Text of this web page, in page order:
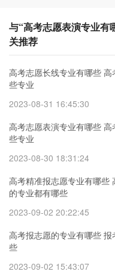
与“高考志愿表演专业有
关推荐
高考志愿长线专业有哪些
些专业
2023-08-31 16:45:30
高考志愿表演专业有哪些
些专业
2023-08-30 18:31:24
高考精准报志愿专业有哪些
的专业都有哪些
2023-09-02 20:22:45
高考报志愿的专业有哪些
些
2023-09-02 15:43:07